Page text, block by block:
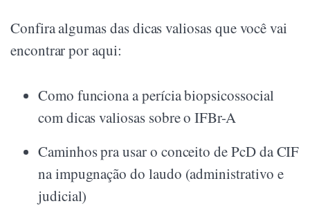
Confira algumas das dicas valiosas que você vai
encontrar por aqui:
Como funciona a perícia biopsicossocial
com dicas valiosas sobre o IFBr-A
Caminhos pra usar o conceito de PcD da CIF
na impugnação do laudo (administrativo e
judicial)